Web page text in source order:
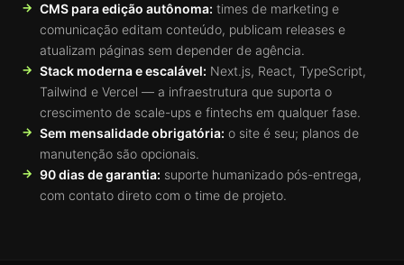
CMS para edição autônoma: times de marketing e
comunicação editam conteúdo, publicam releases e
atualizam páginas sem depender de agência.
Stack moderna e escalável: Next.js, React, TypeScript,
Tailwind e Vercel — a infraestrutura que suporta o
crescimento de scale-ups e fintechs em qualquer fase.
Sem mensalidade obrigatória: o site é seu; planos de
manutenção são opcionais.
90 dias de garantia: suporte humanizado pós-entrega,
com contato direto com o time de projeto.